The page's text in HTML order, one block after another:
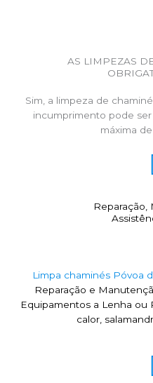
AS LIMPEZAS
Sim, a limpeza de
incumprimento pode
máxima
Reparação,
Limpa chaminés Póvoa
Reparação e
Equipamentos a Lenha ou
calor,